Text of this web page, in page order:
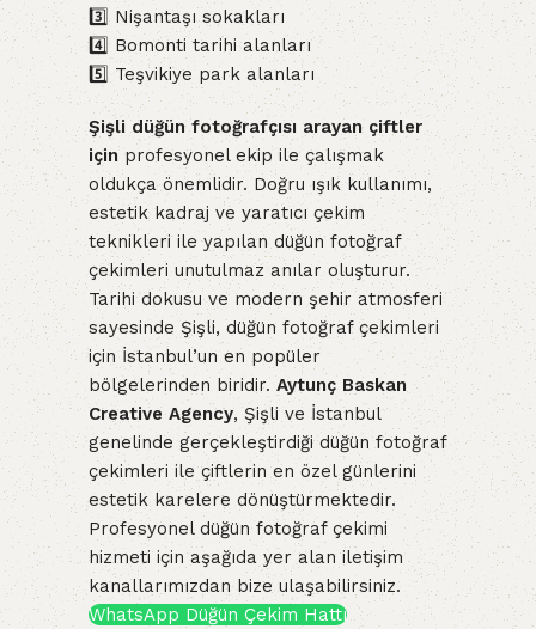
3️⃣ Nişantaşı sokakları
4️⃣ Bomonti tarihi alanları
5️⃣ Teşvikiye park alanları
Şişli düğün fotoğrafçısı arayan çiftler
için profesyonel ekip ile çalışmak
oldukça önemlidir. Doğru ışık kullanımı,
estetik kadraj ve yaratıcı çekim
teknikleri ile yapılan düğün fotoğraf
çekimleri unutulmaz anılar oluşturur.
Tarihi dokusu ve modern şehir atmosferi
sayesinde Şişli, düğün fotoğraf çekimleri
için İstanbul’un en popüler
bölgelerinden biridir. Aytunç Baskan
Creative Agency, Şişli ve İstanbul
genelinde gerçekleştirdiği düğün fotoğraf
çekimleri ile çiftlerin en özel günlerini
estetik karelere dönüştürmektedir.
Profesyonel düğün fotoğraf çekimi
hizmeti için aşağıda yer alan iletişim
kanallarımızdan bize ulaşabilirsiniz.
WhatsApp Düğün Çekim Hattı